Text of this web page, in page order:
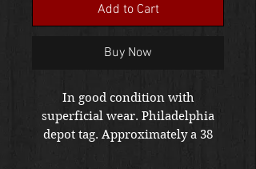
Add to Cart
Buy Now
In good condition with
superficial wear. Philadelphia
depot tag. Approximately a 38